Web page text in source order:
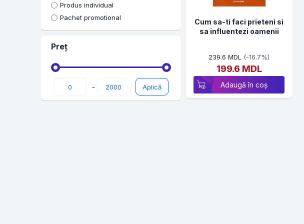
Produs individual
Pachet promotional
Preț
-
Cum sa-ti faci prieteni si
sa influentezi oamenii
239.6 MDL (-16.7%)
199.6 MDL
Adaugă în coș